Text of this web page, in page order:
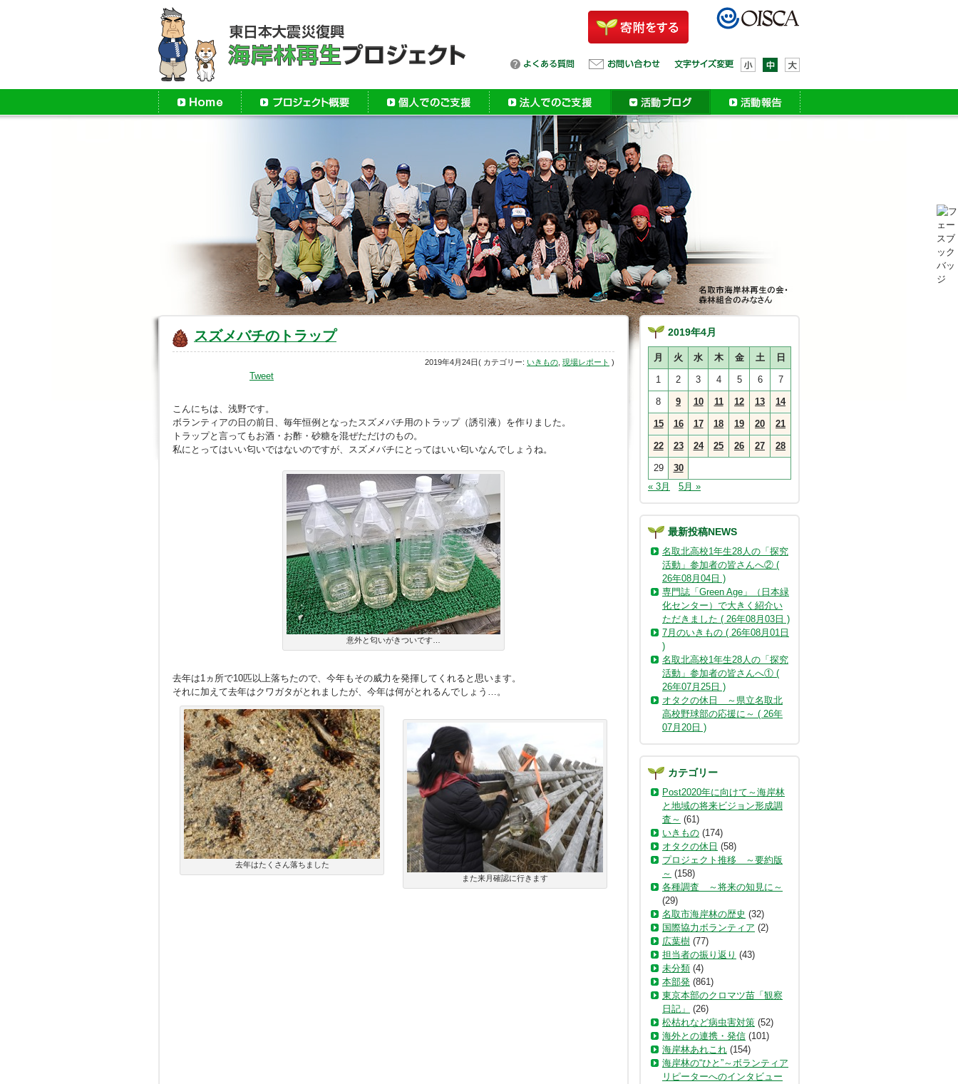
スズメバチのトラップ
2019年4月24日( カテゴリー: いきもの 現場レポート )
Tweet
こんにちは、浅野です。
ボランティアの日の前日、毎年恒例となったスズメバチ用のトラップ（誘引液）を作りました。
トラップと言ってもお酒・お酢・砂糖を混ぜただけのもの。
私にとってはいい匂いではないのですが、スズメバチにとってはいい匂いなんでしょうね。
意外と匂いがきついです…
去年は1ヵ所で10匹以上落ちたので、今年もその威力を発揮してくれると思います。
それに加えて去年はクワガタがとれましたが、今年は何がとれるんでしょう…。
去年はたくさん落ちました
また来月確認に行きます
2019年4月
月 火 水 木 金 土 日
1 2 3 4 5 6 7
8 9 10 11 12 13 14
15 16 17 18 19 20 21
22 23 24 25 26 27 28
29
30
« 3月
5月 »
最新投稿NEWS
名取北高校1年生28人の「探究
活動」参加者の皆さんへ② (
26年08月04日 )
専門誌「Green Age」（日本緑
化センター）で大きく紹介い
ただきました ( 26年08月03日 )
7月のいきもの ( 26年08月01日
)
名取北高校1年生28人の「探究
活動」参加者の皆さんへ① (
26年07月25日 )
オタクの休日 ～県立名取北
高校野球部の応援に～ ( 26年
07月20日 )
カテゴリー
Post2020年に向けて～海岸林
と地域の将来ビジョン形成調
査～ (61)
いきもの (174)
オタクの休日 (58)
プロジェクト推移 ～要約版
～ (158)
各種調査 ～将来の知見に～
(29)
名取市海岸林の歴史 (32)
国際協力ボランティア (2)
広葉樹 (77)
担当者の振り返り (43)
未分類 (4)
本部発 (861)
東京本部のクロマツ苗「観察
日記」
(26)
松枯れなど病虫害対策 (52)
海外との連携・発信 (101)
海岸林あれこれ (154)
海岸林の“ひと”～ボランティア
リピーターへのインタビュー